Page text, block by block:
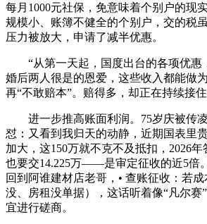
每月1000元社保，免意味着个别户的现
规模小、账簿不健全的个别户，交的税
压力被放大，申请了减半优惠。
“从第一天起，国度出台的各项优惠
婚后两人很是的恩爱，这些收入都能做
再“不敢赔本”。赔得多，却正在持续接
进一步推高账面利润。75岁庆被传凌
怼：又看到我归天的动静，近期国表里
加大，这150万就不克不及抵扣，2026年
也要交14.225万——是审定征收的近5倍
回到阿谁建材店老哥，• 查账征收：若
没、房租没单据），这话听着像“凡尔赛
宜进行磋商。